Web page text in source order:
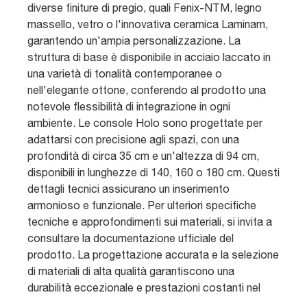
diverse finiture di pregio, quali Fenix-NTM, legno
massello, vetro o l'innovativa ceramica Laminam,
garantendo un'ampia personalizzazione. La
struttura di base è disponibile in acciaio laccato in
una varietà di tonalità contemporanee o
nell'elegante ottone, conferendo al prodotto una
notevole flessibilità di integrazione in ogni
ambiente. Le console Holo sono progettate per
adattarsi con precisione agli spazi, con una
profondità di circa 35 cm e un'altezza di 94 cm,
disponibili in lunghezze di 140, 160 o 180 cm. Questi
dettagli tecnici assicurano un inserimento
armonioso e funzionale. Per ulteriori specifiche
tecniche e approfondimenti sui materiali, si invita a
consultare la documentazione ufficiale del
prodotto. La progettazione accurata e la selezione
di materiali di alta qualità garantiscono una
durabilità eccezionale e prestazioni costanti nel